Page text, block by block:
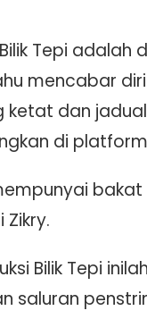
Tepi adalah
mencabar
dan
di
bakat
Zikry.
Bilik Tepi
saluran